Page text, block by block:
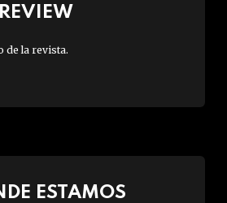
de la revista.
ESTAMOS